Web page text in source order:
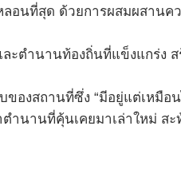
อนที่สุด ด้วยการผสมผสาน
ตำนานท้องถิ่นที่แข็งแกร่ง
งสถานที่ซึ่ง “มีอยู่แต่เหมือ
ำนานที่คุ้นเคยมาเล่าใหม่ ส